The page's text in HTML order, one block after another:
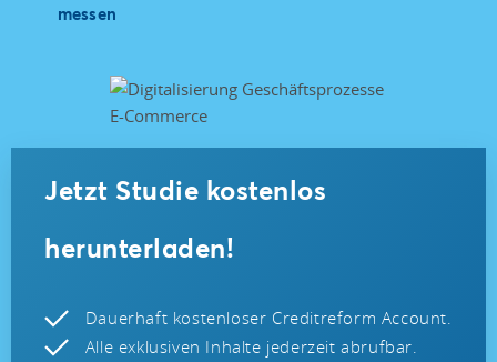
messen
Jetzt Studie kostenlos
herunterladen!
Dauerhaft kostenloser Creditreform Account.
Alle exklusiven Inhalte jederzeit abrufbar.